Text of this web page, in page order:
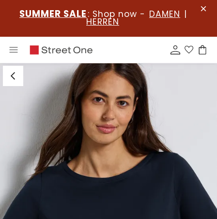
SUMMER SALE : Shop now - DAMEN |
HERREN